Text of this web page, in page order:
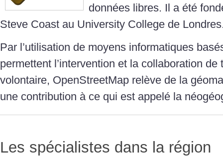
données libres. Il a été
Steve Coast au University College de
Par l’utilisation de moyens informatiques
permettent l’intervention et la collaboration de
volontaire, OpenStreetMap relève de la
une contribution à ce qui est appelé la
Les spécialistes dans la région